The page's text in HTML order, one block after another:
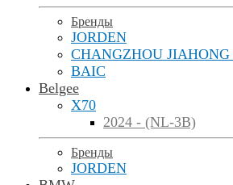
Бренды
JORDEN
CHANGZHOU
BAIC
Belgee
X70
2024 - (NL-3B)
Бренды
JORDEN